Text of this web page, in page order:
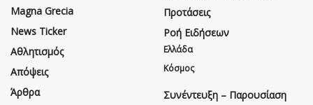
Magna Grecia
News Ticker
Αθλητισμός
Απόψεις
Άρθρα
Προτάσεις
Ροή Ειδήσεων
Ελλάδα
Κόσμος
Συνέντευξη – Παρουσίαση